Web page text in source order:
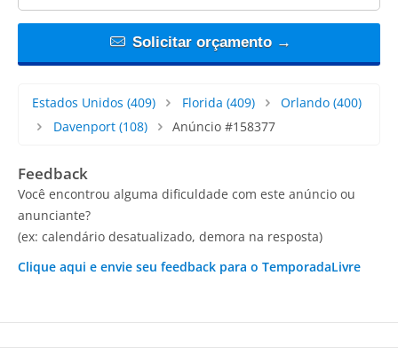
Solicitar orçamento →
Estados Unidos (409) Florida (409) Orlando (400)
Davenport(108) Anúncio #158377
Feedback
Você encontrou alguma dificuldade com este anúncio ou
anunciante?
(ex: calendário desatualizado, demora na resposta)
Clique aqui e envie seu feedback para o TemporadaLivre